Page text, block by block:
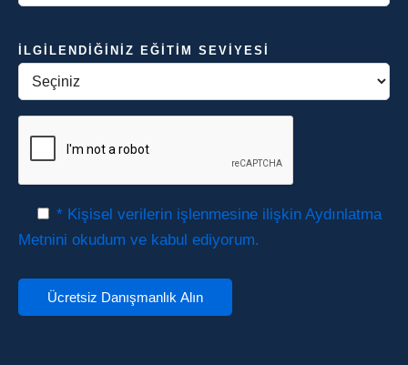
İLGILENDIĞINIZ EĞITIM SEVIYESI
* Kişisel verilerin işlenmesine ilişkin Aydınlatma
Metnini okudum ve kabul ediyorum.